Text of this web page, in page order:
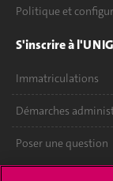
Politique et
S'inscrire à
Immatriculations
Démarches
Poser une question